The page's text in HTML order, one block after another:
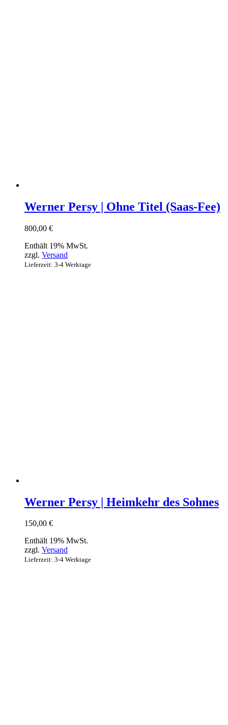
Werner Persy | Ohne Titel (Saas-Fee)
800,00 €
Enthält 19% MwSt.
zzgl. Versand
Lieferzeit: 3-4 Werktage
Werner Persy | Heimkehr des Sohnes
150,00 €
Enthält 19% MwSt.
zzgl. Versand
Lieferzeit: 3-4 Werktage